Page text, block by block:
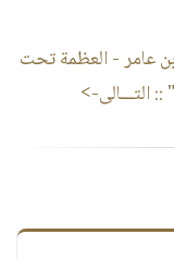
عامر - العظمة تحت
:: التـــالى->